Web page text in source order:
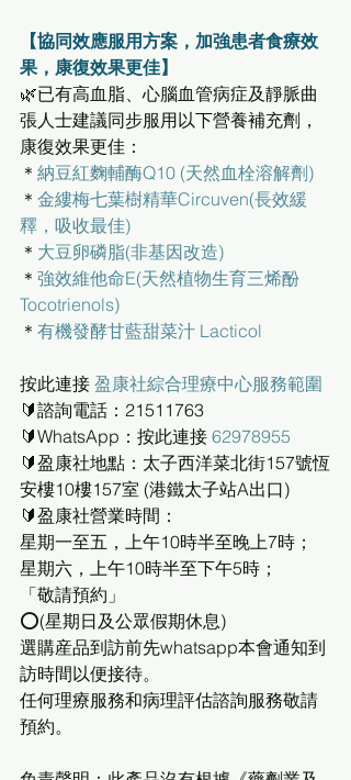
【協同效應服用方案，加強患者食療效
果，康復效果更佳】
🌿已有高血脂、心腦血管病症及靜脈曲
張人士建議同步服用以下營養補充劑，
康復效果更佳 ：
＊ 納豆紅麴輔酶Q10 (天然血栓溶解劑)
＊ 金縷梅七葉樹精華Circuven(長效緩
釋，吸收最佳)
＊ 大豆卵磷脂(非基因改造)
＊ 強效維他命E(天然植物生育三烯酚
Tocotrienols)
＊ 有機發酵甘藍甜菜汁 Lacticol
按此連接 盈康社綜合理療中心服務範圍
🔰諮詢電話：21511763
🔰WhatsApp：按此連接 62978955
🔰盈康社地點：太子西洋菜北街157號恆
安樓10樓157室 (港鐵太子站A出口)
🔰盈康社營業時間：
星期一至五，上午10時半至晚上7時；
星期六，上午10時半至下午5時；
「敬請預約」
⭕(星期日及公眾假期休息)
選購産品到訪前先whatsapp本會通知到
訪時間以便接待。
任何理療服務和病理評估諮詢服務敬請
預約。